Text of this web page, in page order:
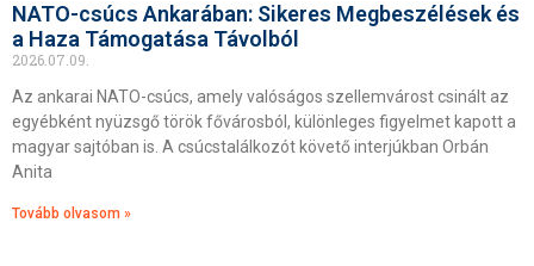
NATO-csúcs Ankarában: Sikeres Megbeszélések és
a Haza Támogatása Távolból
2026.07.09.
Az ankarai NATO-csúcs, amely valóságos szellemvárost csinált az
egyébként nyüzsgő török fővárosból, különleges figyelmet kapott a
magyar sajtóban is. A csúcstalálkozót követő interjúkban Orbán
Anita
Tovább olvasom »